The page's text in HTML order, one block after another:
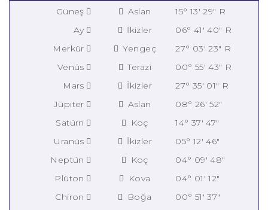
Güneş Aslan
15° 13' 29" R
Ay
İkizler
06° 41' 40" R
Merkür
Yengeç
27° 03' 23" R
Venüs
Terazi
00° 55' 43" R
Mars
İkizler
27° 35' 01" R
Jüpiter
Aslan
08° 26' 52"
Satürn
Koç
14° 37' 47"
Uranüs
İkizler
05° 12' 46"
Neptün
Koç
04° 09' 48"
Plüton
Kova
04° 01' 12"
Chiron
Boğa
00° 51' 37"